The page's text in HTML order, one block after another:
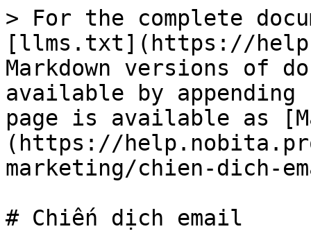
> For the complete
[llms.txt](https://
Markdown versions of
available by
page is available as
(https://
marketing/chien-dich-
# Chiến dịch email